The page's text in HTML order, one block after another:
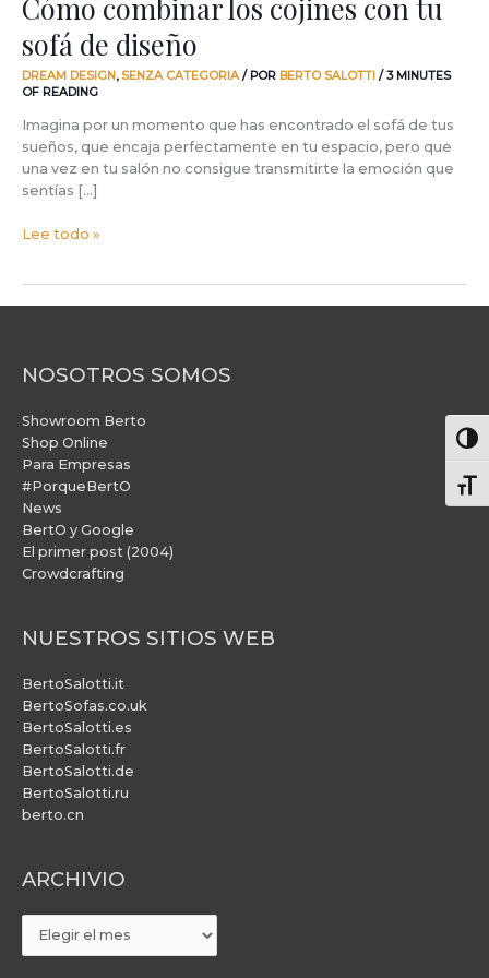
Cómo combinar los cojines con tu
sofá de diseño
DREAM DESIGN,SENZA CATEGORIA/ POR BERTO SALOTTI /3 MINUTES
OF READING
Imagina por un momento que has encontrado el sofá de tus
sueños, que encaja perfectamente en tu espacio, pero que
una vez en tu salón no consigue transmitirte la emoción que
sentías […]
Lee todo »
NOSOTROS SOMOS
Showroom Berto
Shop Online
Para Empresas
#PorqueBertO
News
BertO y Google
El primer post (2004)
Crowdcrafting
NUESTROS SITIOS WEB
BertoSalotti.it
BertoSofas.co.uk
BertoSalotti.es
BertoSalotti.fr
BertoSalotti.de
BertoSalotti.ru
berto.cn
ARCHIVIO
ARCHIVIO